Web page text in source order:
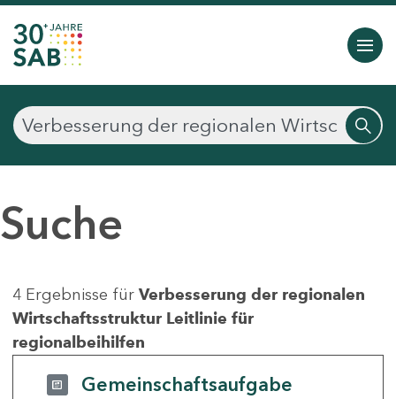
Suche
4 Ergebnisse für Verbesserung der regionalen
Wirtschaftsstruktur Leitlinie für
regionalbeihilfen
Gemeinschaftsaufgabe